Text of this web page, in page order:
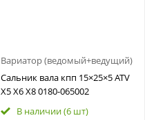
Вариатор (ведомый+ведущий)
Сальник вала кпп 15×25×5 ATV
X5 X6 X8 0180-065002
В наличии(6 шт)